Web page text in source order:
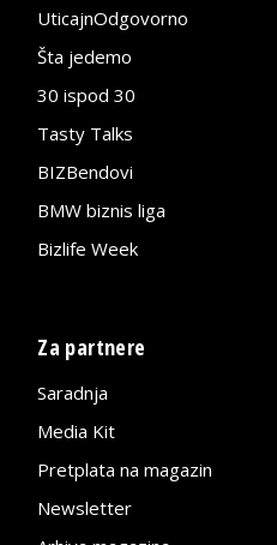
UticajnOdgovorno
Šta jedemo
30 ispod 30
Tasty Talks
BIZBendovi
BMW biznis liga
Bizlife Week
Za partnere
Saradnja
Media Kit
Pretplata na magazin
Newsletter